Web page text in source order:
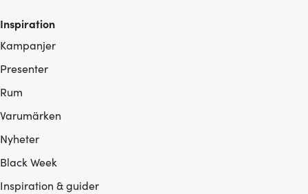
Inspiration
Kampanjer
Presenter
Rum
Varumärken
Nyheter
Black Week
Inspiration & guider